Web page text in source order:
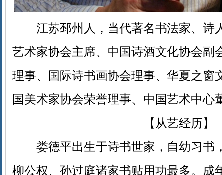
江苏邳州人，当代著名书法家、诗
艺术家协会主席、中国诗酒文化协会副
理事、国际诗书画协会理事、华夏之窗
国美术家协会荣誉理事、中国艺术中心
【从艺经历】
娄德平出生于诗书世家，自幼习书
柳公权、孙过庭诸家书贴用功最多。成